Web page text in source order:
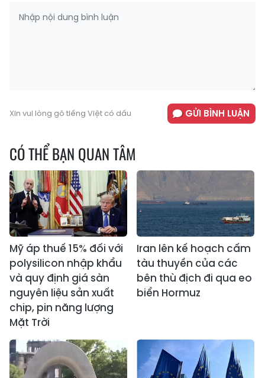
Xin vui lòng gõ tiếng Việt có dấu GỬI BÌNH LUẬN
CÓ THỂ BẠN QUAN TÂM
Mỹ áp thuế 15% đối với
polysilicon nhập khẩu
và quy định giá sàn
nguyên liệu sản xuất
chip, pin năng lượng
Mặt Trời
Iran lên kế hoạch cấm
tàu thuyền của các
bên thù địch đi qua eo
biển Hormuz